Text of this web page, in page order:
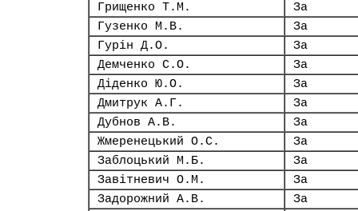
Грищенко Т.М.
За
Гузенко М.В.
За
Гурін Д.О.
За
Демченко С.О.
За
Діденко Ю.О.
За
Дмитрук А.Г.
За
Дубнов А.В.
За
Жмеренецький О.С.
За
Заблоцький М.Б.
За
Завітневич О.М.
За
Задорожний А.В.
За